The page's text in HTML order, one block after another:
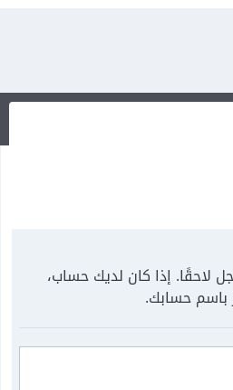
لاحقًا. إذا كان لديك حساب،
باسم حسابك.